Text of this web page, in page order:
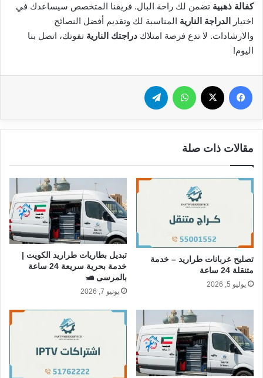
كفالة ذهبية تضمن لك راحة البال. فريقنا المتخصص سيساعدك في
اختيار
الدراجة النارية المناسبة لك وتقديم أفضل النصائح
والارشادات. لا تدع فرصة امتلاك دراجتك النارية تفوتك، اتصل بنا
اليوم!
فيسبوك واتساب
مقالات ذات صلة
تصليح عربانات طراريد – خدمة
متنقلة 24 ساعة
يوليو 5, 2026
تبديل بطاريات طراريد الكويت |
خدمة بحرية سريعة 24 ساعة
بالمرسى 🛥️
يونيو 7, 2026